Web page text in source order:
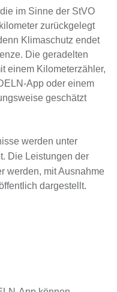
im Sinne der StVO
zurückgelegt
Klimaschutz endet
Die geradelten
einem Kilometerzähler,
App oder einem
geschätzt
werden unter
Die Leistungen der
werden, mit Ausnahme
dargestellt.